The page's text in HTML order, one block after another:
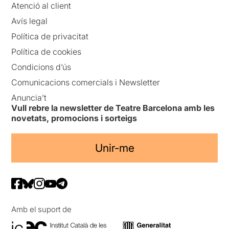
Atenció al client
Avís legal
Política de privacitat
Política de cookies
Condicions d’ús
Comunicacions comercials i Newsletter
Anuncia’t
Vull rebre la newsletter de Teatre Barcelona amb les
novetats, promocions i sorteigs
Unir-me
Amb el suport de